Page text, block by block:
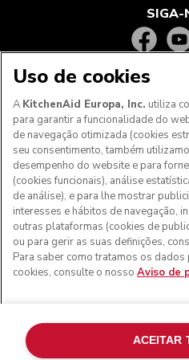
SIGA-
Aos clientes nos Açores,
portugueses: Por favor,
ao Cliente para efetuar a
podermos fornecer os
taxa de
nos EUA e
Gerir as minhas cookies
Uso de cookies
A KitchenAid Europa, Inc. utiliza
para garantir a funcionalidade do
de navegação otimizada (cookies
seu consentimento, também
desempenho do website e para
(cookies funcionais), análise
de análise), e para lhe mostrar
interesses e hábitos de navegação,
outras plataformas (cookies de
ou para gerir as suas definições,
Para saber como tratamos os
cookies, consulte o nosso Aviso de
ACEITAR